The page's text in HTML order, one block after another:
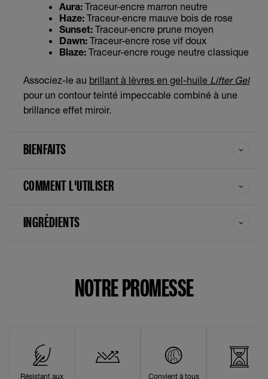
Aura: Traceur-encre marron neutre
Haze: Traceur-encre mauve bois de rose
Sunset: Traceur-encre prune moyen
Dawn: Traceur-encre rose vif doux
Blaze: Traceur-encre rouge neutre classique
Associez-le au brillant à lèvres en gel-huile Lifter Gel
pour un contour teinté impeccable combiné à une
brillance effet miroir.
BIENFAITS
COMMENT L'UTILISER
INGRÉDIENTS
NOTRE PROMESSE
Résistant aux Convient à tous